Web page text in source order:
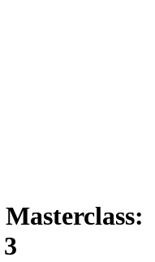
Masterclass: